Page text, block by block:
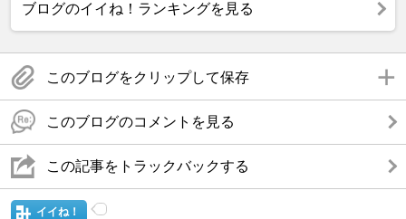
ブログのイイね！ランキングを見る
このブログをクリップして保存
このブログのコメントを見る
この記事をトラックバックする
イイね！